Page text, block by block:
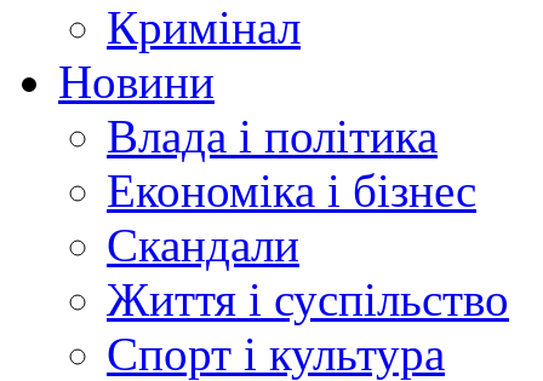
Кримінал
Новини
Влада і політика
Економіка і бізнес
Скандали
Життя і суспільство
Спорт і культура